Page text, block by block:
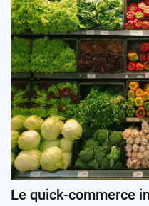
Le quick-commerce